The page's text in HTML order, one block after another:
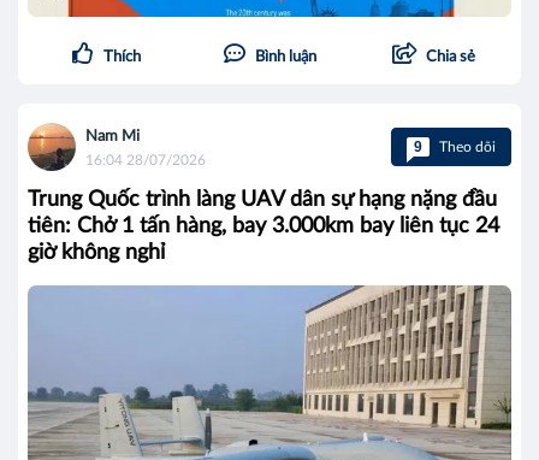
Thích Bình luận Chia sẻ
Nam Mi
16:04 28/07/2026
9 Theo dõi
Trung Quốc trình làng UAV dân sự hạng nặng đầu
tiên: Chở 1 tấn hàng, bay 3.000km bay liên tục 24
giờ không nghỉ